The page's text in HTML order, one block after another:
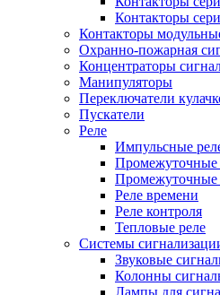
Контакторы
Контакторы
Охранно-пожарная
Концентраторы
Манипуляторы
Переключатели
Пускатели
Реле
Импульсные
Промежуточные
Промежуточные
Реле времени
Реле контроля
Тепловые реле
Системы
Звуковые
Колонны
Лампы для